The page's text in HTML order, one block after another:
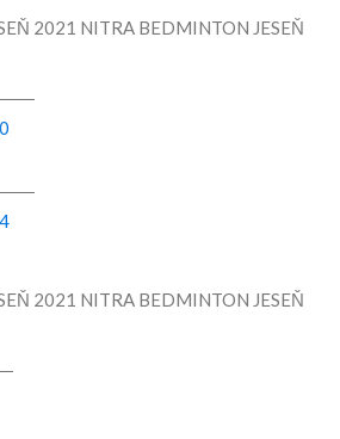
2021 NITRA BEDMINTON JESEŇ
0
4
2021 NITRA BEDMINTON JESEŇ